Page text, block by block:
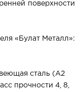
поверхности
«Булат Металл»:
сталь (А2
прочности 4, 8,